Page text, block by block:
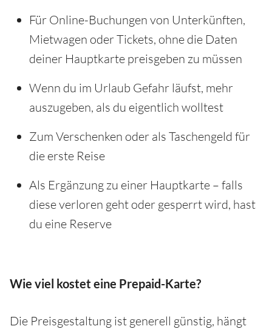
Für Online-Buchungen von Unterkünften,
Mietwagen oder Tickets, ohne die Daten
deiner Hauptkarte preisgeben zu müssen
Wenn du im Urlaub Gefahr läufst, mehr
auszugeben, als du eigentlich wolltest
Zum Verschenken oder als Taschengeld für
die erste Reise
Als Ergänzung zu einer Hauptkarte – falls
diese verloren geht oder gesperrt wird, hast
du eine Reserve
Wie viel kostet eine Prepaid-Karte?
Die Preisgestaltung ist generell günstig, hängt